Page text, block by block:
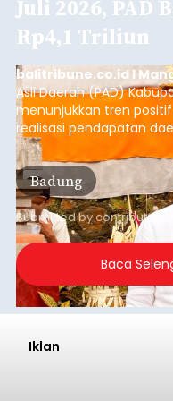
Juli 2026, PAD
Rp4,1 Triliun
balitribune.co.id I
Asli Daerah (PAD)
menunjukkan tren
realisasi pendapatan
Rp4,1 triliun atau rata-
per bulan, meningkat
rata-rata penerimaan
Rp350 miliar hingga
Badung
Submitted bycontributor
Baca
Iklan